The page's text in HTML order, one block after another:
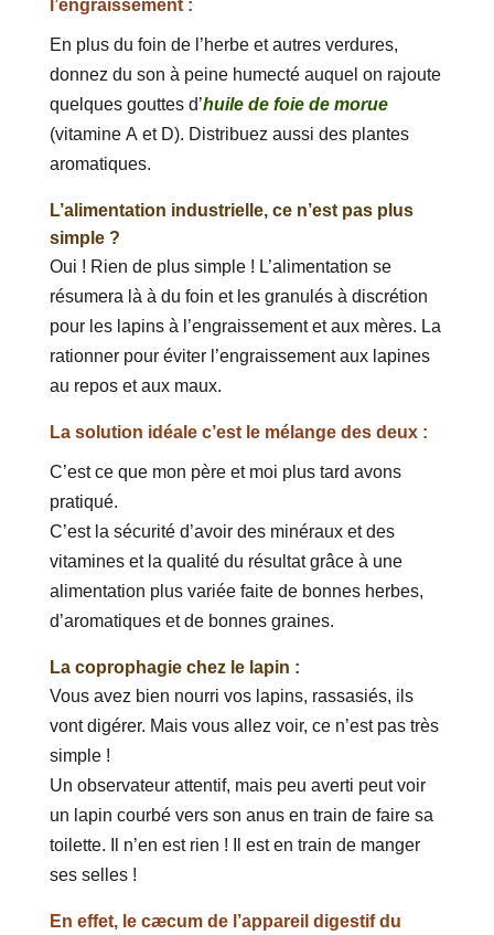
l’engraissement :
En plus du foin de l’herbe et autres verdures,
donnez du son à peine humecté auquel on rajoute
quelques gouttes d’huile de foie de morue
(vitamine A et D). Distribuez aussi des plantes
aromatiques.
L’alimentation industrielle, ce n’est pas plus
simple ?
Oui ! Rien de plus simple ! L’alimentation se
résumera là à du foin et les granulés à discrétion
pour les lapins à l’engraissement et aux mères. La
rationner pour éviter l’engraissement aux lapines
au repos et aux maux.
La solution idéale c’est le mélange des deux :
C’est ce que mon père et moi plus tard avons
pratiqué.
C’est la sécurité d’avoir des minéraux et des
vitamines et la qualité du résultat grâce à une
alimentation plus variée faite de bonnes herbes,
d’aromatiques et de bonnes graines.
La coprophagie chez le lapin :
Vous avez bien nourri vos lapins, rassasiés, ils
vont digérer. Mais vous allez voir, ce n’est pas très
simple !
Un observateur attentif, mais peu averti peut voir
un lapin courbé vers son anus en train de faire sa
toilette. Il n’en est rien ! Il est en train de manger
ses selles !
En effet, le cæcum de l’appareil digestif du